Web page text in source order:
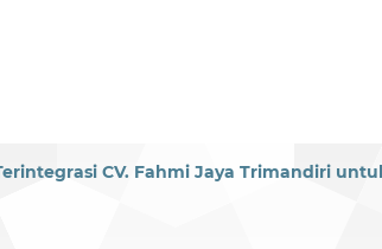
CV. Fahmi Jaya Trimandiri